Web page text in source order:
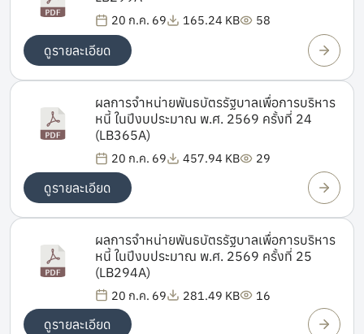
20 ก.ค. 69 165.24 KB 58
ดูรายละเอียด
ผลการจำหน่ายพันธบัตรรัฐบาลเพื่อการบริหาร
หนี้ ในปีงบประมาณ พ.ศ. 2569 ครั้งที่ 24
(LB365A)
20 ก.ค. 69 457.94 KB 29
ดูรายละเอียด
ผลการจำหน่ายพันธบัตรรัฐบาลเพื่อการบริหาร
หนี้ ในปีงบประมาณ พ.ศ. 2569 ครั้งที่ 25
(LB294A)
20 ก.ค. 69 281.49 KB 16
ดูรายละเอียด